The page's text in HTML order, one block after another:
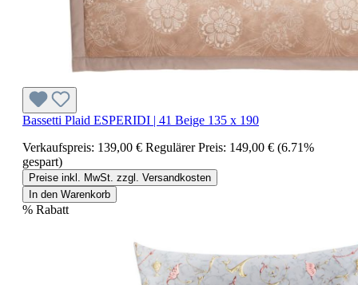
Bassetti Plaid ESPERIDI | 41 Beige 135 x 190
Verkaufspreis: 139,00 € Regulärer Preis: 149,00 € (6.71%
gespart)
Preise inkl. MwSt. zzgl. Versandkosten
In den Warenkorb
% Rabatt